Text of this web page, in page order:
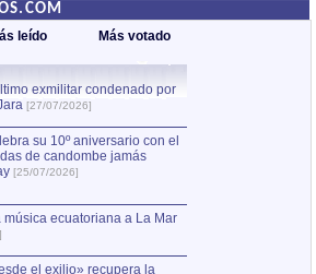
leído Más votado
exmilitar condenado por
[27/07/2026]
su 10º aniversario con el
de candombe jamás
[25/07/2026]
ecuatoriana a La Mar
el exilio» recupera la